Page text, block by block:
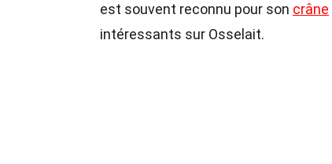
est souvent reconnu pour son crâne
intéressants sur Osselait.